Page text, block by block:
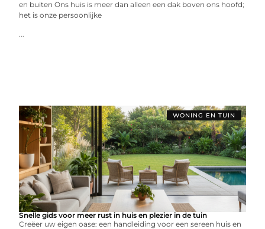
en buiten Ons huis is meer dan alleen een dak boven ons hoofd;
het is onze persoonlijke
...
WONING EN TUIN
Snelle gids voor meer rust in huis en plezier in de tuin
Creëer uw eigen oase: een handleiding voor een sereen huis en